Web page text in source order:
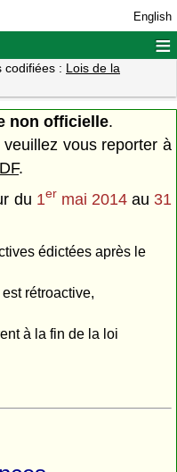
English
≡
codifiées : Lois de la
non officielle.
vous reporter à
.
du 1er mai 2014au 31
édictées après le
rétroactive,
à la fin de la loi